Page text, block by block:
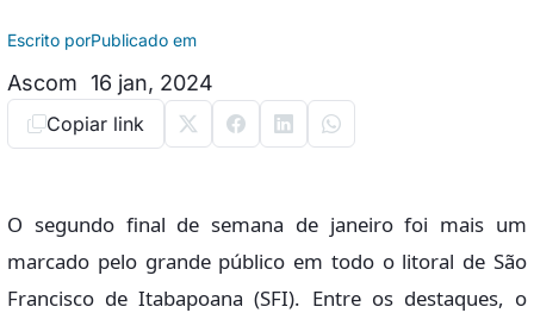
Escrito por
Ascom
Publicado em
16 jan, 2024
Copiar link
O segundo final de semana de janeiro foi mais um
marcado pelo grande público em todo o litoral de São
Francisco de Itabapoana (SFI). Entre os destaques, o